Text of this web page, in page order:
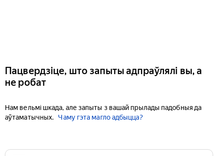
Пацвердзіце, што запыты адпраўлялі вы, а
не робат
Нам вельмі шкада, але запыты з вашай прылады падобныя да
аўтаматычных.
Чаму гэта магло адбыцца?